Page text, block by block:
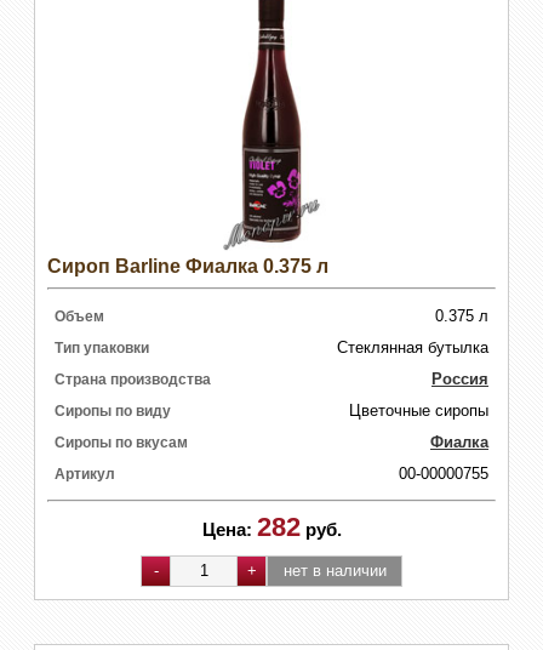
Сироп Barline Фиалка 0.375 л
Объем 0.375 л
Тип упаковки Стеклянная бутылка
Страна производства Россия
Сиропы по виду Цветочные сиропы
Сиропы по вкусам Фиалка
Артикул 00-00000755
Цена: 282 руб.